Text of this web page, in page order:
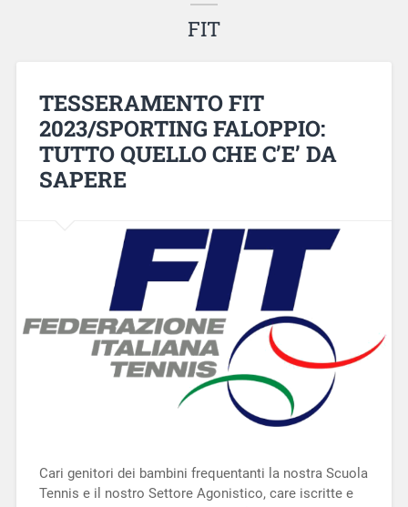
FIT
TESSERAMENTO FIT
2023/SPORTING FALOPPIO:
TUTTO QUELLO CHE C’E’ DA
SAPERE
Cari genitori dei bambini frequentanti la nostra Scuola
Tennis e il nostro Settore Agonistico, care iscritte e